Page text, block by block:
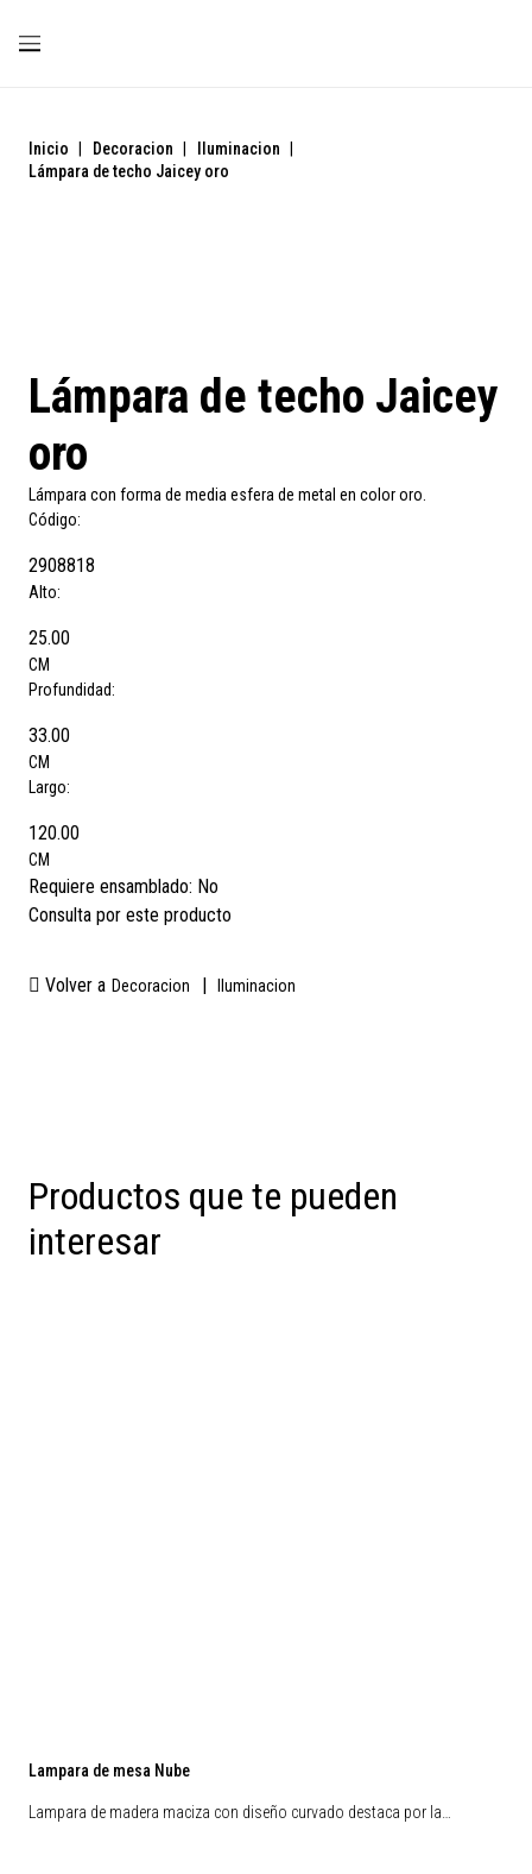
Inicio | Decoracion | Iluminacion |
Lámpara de techo Jaicey oro
Lámpara de techo Jaicey
oro
Lámpara con forma de media esfera de metal en color oro.
Código:
2908818
Alto:
25.00
CM
Profundidad:
33.00
CM
Largo:
120.00
CM
Requiere ensamblado: No
Consulta por este producto
Volver a Decoracion Iluminacion
Productos que te pueden
interesar
Lampara de mesa Nube
Lampara de madera maciza con diseño curvado destaca por la…